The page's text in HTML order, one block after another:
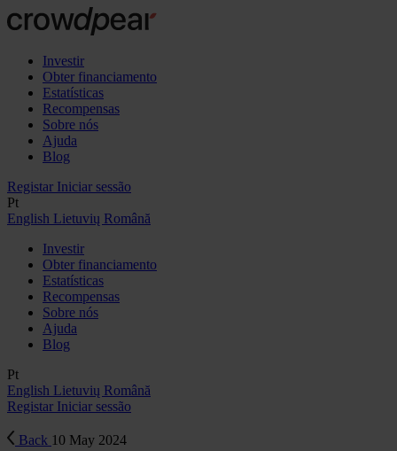
Investir
Obter financiamento
Estatísticas
Recompensas
Sobre nós
Ajuda
Blog
Registar Iniciar sessão
Pt
English Lietuvių Română
Investir
Obter financiamento
Estatísticas
Recompensas
Sobre nós
Ajuda
Blog
Pt
English Lietuvių Română
Registar Iniciar sessão
Back 10 May 2024